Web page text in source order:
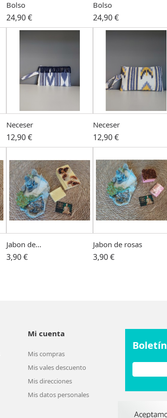
Bolso
24,90 €
Bolso
24,90 €
Neceser
12,90 €
Neceser
12,90 €
Jabon de...
3,90 €
Jabon de rosas
3,90 €
Mi cuenta
Mis compras
Mis vales descuento
Mis direcciones
Mis datos personales
Boletín